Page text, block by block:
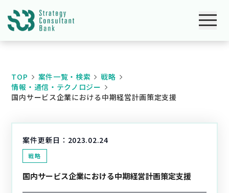
TOP 案件一覧・検索
戦略
情報・通信・テクノロジー
国内サービス企業における中期経営計画策定支援
案件更新日： 2023.02.24
戦略
国内サービス企業における中期経営計画策定支援